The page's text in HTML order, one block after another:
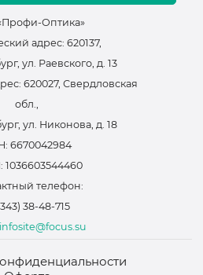
Оптика»
адрес: 620137,
ул. Раевского, д. 13
620027, Свердловская
обл.,
ул. Никонова, д. 18
6670042984
1036603544460
телефон:
38-48-715
infosite@focus.su